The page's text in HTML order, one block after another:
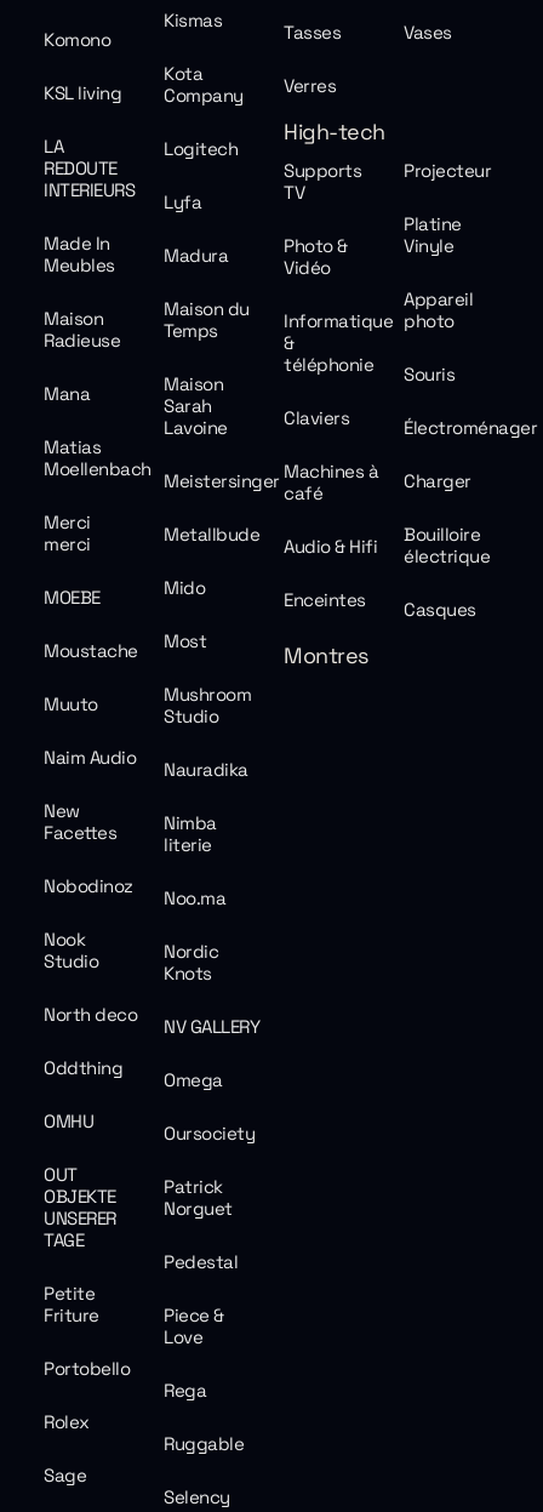
Kismas
Komono
Kota
Company
KSL living
LA
REDOUTE
INTERIEURS
Logitech
Lyfa
Made In
Meubles
Madura
Maison du
Temps
Maison
Radieuse
Maison
Sarah
Lavoine
Mana
Matias
Moellenbach
Meistersinger
Merci
merci
Metallbude
Mido
MOEBE
Most
Moustache
Mushroom
Studio
Muuto
Naim Audio
Nauradika
New
Facettes
Nimba
literie
Nobodinoz
Noo.ma
Nook
Studio
Nordic
Knots
North deco
NV GALLERY
Oddthing
Omega
OMHU
Oursociety
OUT
OBJEKTE
UNSERER
TAGE
Patrick
Norguet
Pedestal
Petite
Friture
Piece &
Love
Portobello
Rega
Rolex
Ruggable
Sage
Selency
Tasses Vases
Verres
High-tech
Supports
TV
Projecteur
Platine
Vinyle
Photo &
Vidéo
Appareil
photo
Informatique
&
téléphonie
Souris
Claviers
Électroménager
Machines à
café
Charger
Bouilloire
électrique
Audio & Hifi
Enceintes Casques
Montres